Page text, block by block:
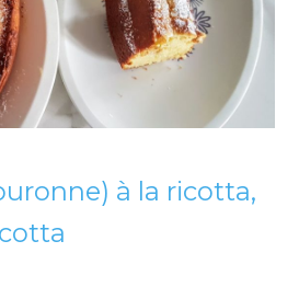
à la ricotta,